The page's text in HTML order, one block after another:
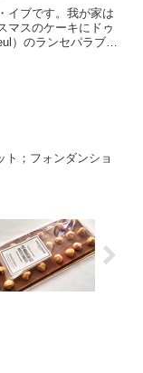
イブです。我が家は
マスのケーキにドゥ
）のランセパラブル
ト；フォンダンショ